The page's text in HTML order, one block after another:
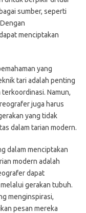
sumber, seperti
menciptakan
yang
tari adalah penting
Namun,
juga harus
yang tidak
dalam tarian modern.
dalam menciptakan
modern adalah
dapat
gerakan tubuh.
menginspirasi,
pesan mereka